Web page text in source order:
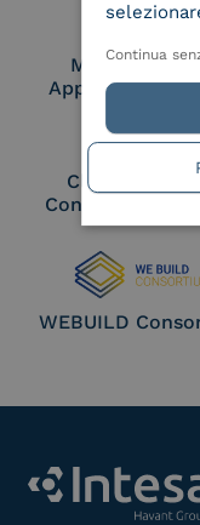
Membro
Approved
Cloud
Consortium
WEBUILD
Continua